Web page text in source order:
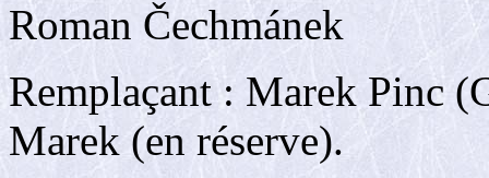
Roman Čechmánek
Remplaçant : Marek Pinc
Marek (en réserve).